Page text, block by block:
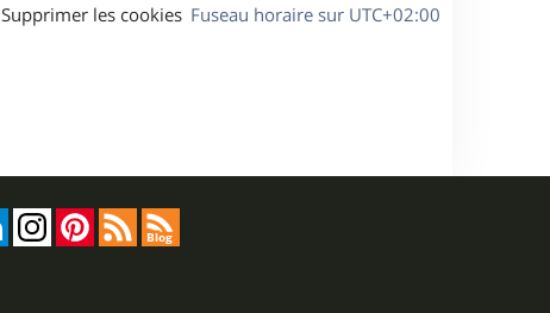
Fuseau horaire sur UTC+02:00
Supprimer les cookies